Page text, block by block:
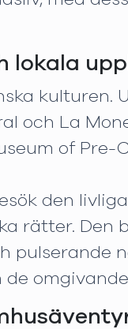
lokala
kulturen.
och La
of
den
rätter. Den
pulserande